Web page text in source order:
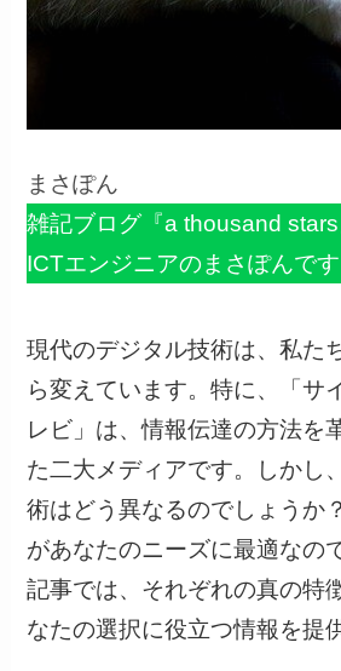
まさぽん
雑記ブログ『a thousand
ICTエンジニアのまさぽんです
現代のデジタル技術は、私た
ら変えています。特に、「サ
レビ」は、情報伝達の方法を
た二大メディアです。しかし
術はどう異なるのでしょうか
があなたのニーズに最適なの
記事では、それぞれの真の特
なたの選択に役立つ情報を提